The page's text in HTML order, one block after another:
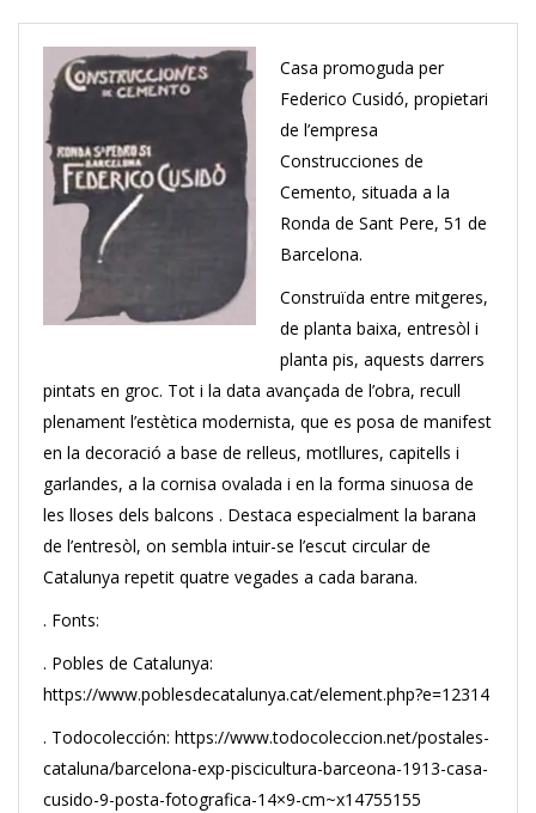
Casa promoguda per
Federico Cusidó, propietari
de l’empresa
Construcciones de
Cemento, situada a la
Ronda de Sant Pere, 51 de
Barcelona.
Construïda entre mitgeres,
de planta baixa, entresòl i
planta pis, aquests darrers
pintats en groc. Tot i la data avançada de l’obra, recull
plenament l’estètica modernista, que es posa de manifest
en la decoració a base de relleus, motllures, capitells i
garlandes, a la cornisa ovalada i en la forma sinuosa de
les lloses dels balcons . Destaca especialment la barana
de l’entresòl, on sembla intuir-se l’escut circular de
Catalunya repetit quatre vegades a cada barana.
. Fonts:
. Pobles de Catalunya:
https://www.poblesdecatalunya.cat/element.php?e=12314
. Todocolección: https://www.todocoleccion.net/postales-
cataluna/barcelona-exp-piscicultura-barceona-1913-casa-
cusido-9-posta-fotografica-14×9-cm~x14755155